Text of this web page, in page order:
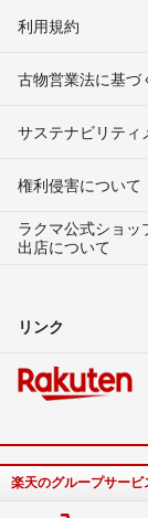
利用規約
古物営業法に基づ
サステナビリティ
権利侵害について
ラクマ公式ショッ
出店について
リンク
楽天のグループサービ